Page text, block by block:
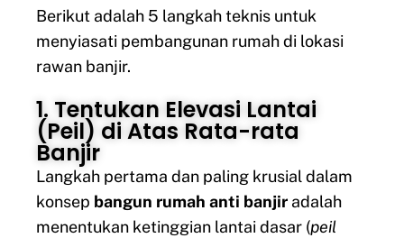
Berikut adalah 5 langkah teknis untuk
menyiasati pembangunan rumah di lokasi
rawan banjir.
1. Tentukan Elevasi Lantai
(Peil) di Atas Rata-rata
Banjir
Langkah pertama dan paling krusial dalam
konsep bangun rumah anti banjir adalah
menentukan ketinggian lantai dasar (peil